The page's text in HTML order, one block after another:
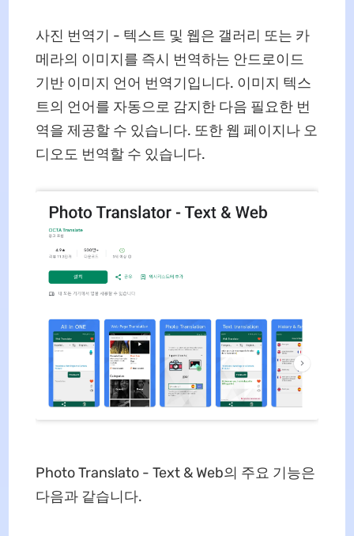
사진 번역기 - 텍스트 및 웹은 갤러리 또는 카
메라의 이미지를 즉시 번역하는 안드로이드
기반 이미지 언어 번역기입니다. 이미지 텍스
트의 언어를 자동으로 감지한 다음 필요한 번
역을 제공할 수 있습니다. 또한 웹 페이지나 오
디오도 번역할 수 있습니다.
Photo Translato - Text & Web의 주요 기능은
다음과 같습니다.